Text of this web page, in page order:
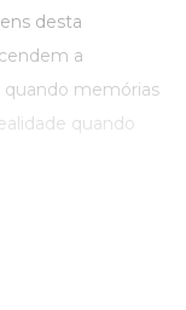
desta
a
memórias
quando